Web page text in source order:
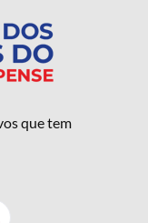
que tem